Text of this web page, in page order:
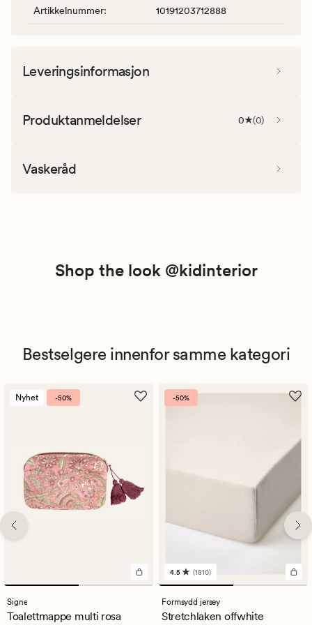
Artikkelnummer: 10191203712888
Leveringsinformasjon
Produktanmeldelser 0 (0)
Vaskeråd
Shop the look @kidinterior
Bestselgere innenfor samme kategori
Nyhet -50%
Signe
Toalettmappe multi rosa
-50%
1810
anmeldelser
med
en
gjennomsnittlig
4.5 (1810)
Formsydd jersey
Stretchlaken offwhite